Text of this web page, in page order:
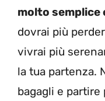
molto semplice
dovrai più
vivrai più
la tua partenza.
bagagli e partire